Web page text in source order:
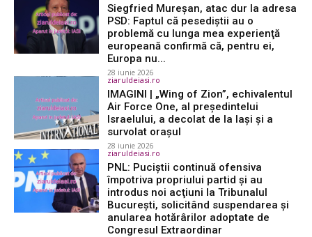
Siegfried Mureşan, atac dur la adresa
PSD: Faptul că pesediştii au o
problemă cu lunga mea experienţă
europeană confirmă că, pentru ei,
Europa nu...
28 iunie 2026
ziaruldeiasi.ro
IMAGINI | „Wing of Zion”, echivalentul
Air Force One, al președintelui
Israelului, a decolat de la Iași și a
survolat orașul
28 iunie 2026
ziaruldeiasi.ro
PNL: Puciştii continuă ofensiva
împotriva propriului partid şi au
introdus noi acţiuni la Tribunalul
Bucureşti, solicitând suspendarea şi
anularea hotărârilor adoptate de
Congresul Extraordinar